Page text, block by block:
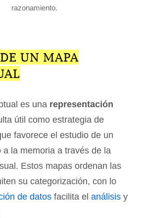
razonamiento.
UN MAPA
es una representación
útil como estrategia de
favorece el estudio de un
a la memoria a través de la
Estos mapas ordenan las
su categorización, con lo
de datos facilita el análisis y